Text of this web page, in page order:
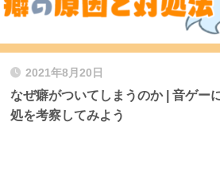
2021年8月20日
なぜ癖がついてしまうのか | 音ゲー
処を考察してみよう